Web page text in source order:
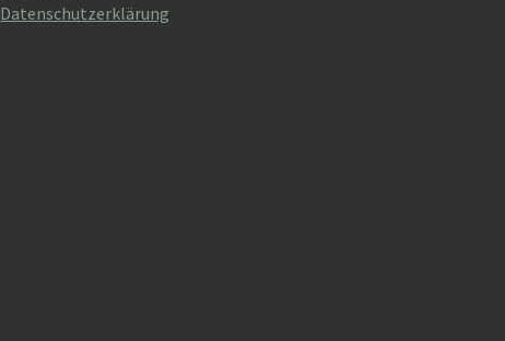
Datenschutzerklärung